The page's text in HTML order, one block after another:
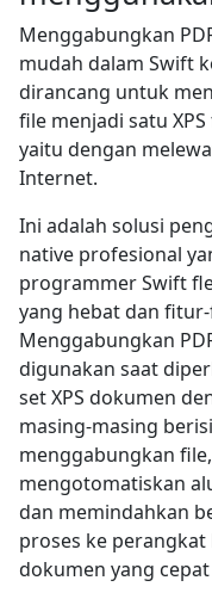
Menggabungkan
mudah dalam Swift
dirancang untuk
file menjadi satu
yaitu dengan
Internet.
Ini adalah solusi
native profesional
programmer Swift
yang hebat dan
Menggabungkan
digunakan saat
set XPS dokumen
masing-masing
menggabungkan
mengotomatiskan
dan memindahkan
proses ke
dokumen yang